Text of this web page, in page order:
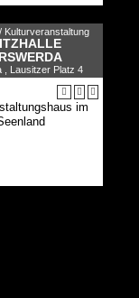
Kulturveranstaltung
, Lausitzer Platz 4
im